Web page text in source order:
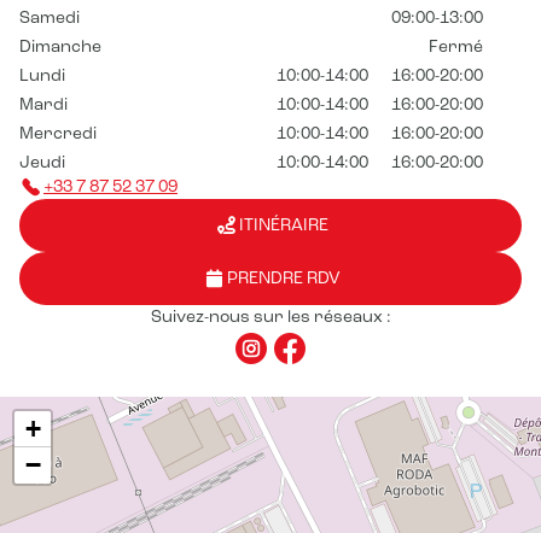
Samedi
09:00-13:00
Dimanche
Fermé
Lundi
10:00-14:00
16:00-20:00
Mardi
10:00-14:00
16:00-20:00
Mercredi
10:00-14:00
16:00-20:00
Jeudi
10:00-14:00
16:00-20:00
+33 7 87 52 37 09
ITINÉRAIRE
PRENDRE RDV
Suivez-nous sur les réseaux :
+
−